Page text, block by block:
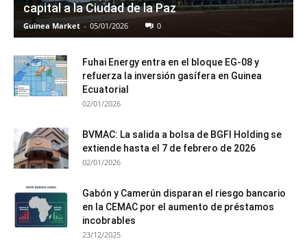
capital a la Ciudad de la Paz
Guinea Market - 05/01/2026 0
Fuhai Energy entra en el bloque EG-08 y
refuerza la inversión gasífera en Guinea
Ecuatorial
02/01/2026
BVMAC: La salida a bolsa de BGFI Holding se
extiende hasta el 7 de febrero de 2026
02/01/2026
Gabón y Camerún disparan el riesgo bancario
en la CEMAC por el aumento de préstamos
incobrables
23/12/2025